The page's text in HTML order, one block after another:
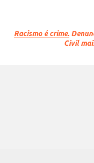
Racismo é crime.
Civil